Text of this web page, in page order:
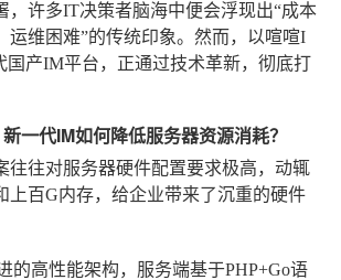
，许多IT决策者脑海中便会浮现出“成本
运维困难”的传统印象。然而，以喧喧I
国产IM平台，正通过技术革新，彻底打
一代IM如何降低服务器资源消耗？
往往对服务器硬件配置要求极高，动辄
上百G内存，给企业带来了沉重的硬件
的高性能架构，服务端基于PHP+Go语